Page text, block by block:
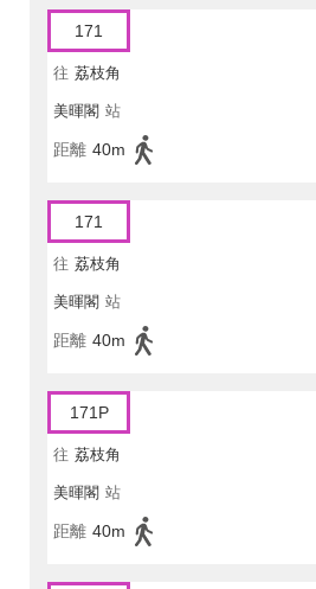
171
往 荔枝角
美暉閣 站
距離 40m
171
往 荔枝角
美暉閣 站
距離 40m
171P
往 荔枝角
美暉閣 站
距離 40m